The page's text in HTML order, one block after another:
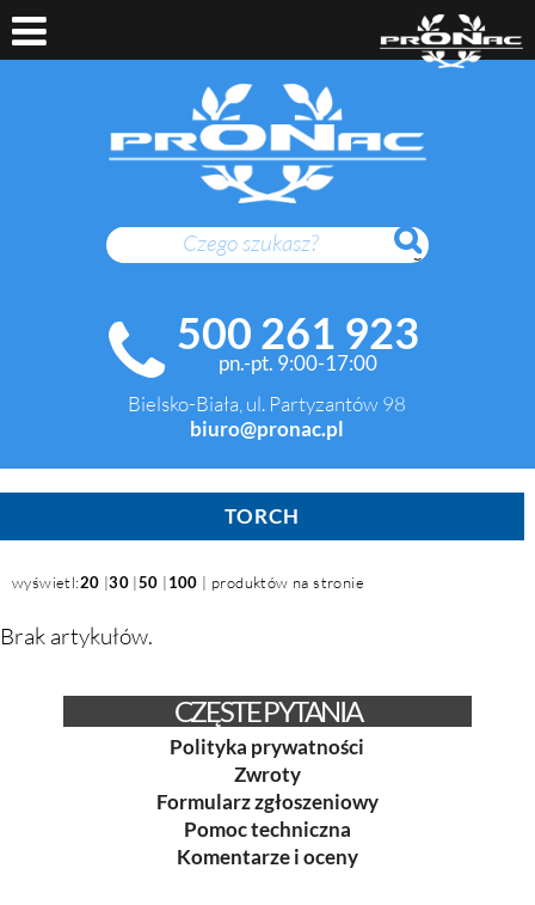
SZUKAJ
500 261 923
pn.-pt. 9:00-17:00
Bielsko-Biała, ul. Partyzantów 98
biuro@pronac.pl
TORCH
wyświetl:20 |30 |50 |100 | produktów na stronie
Brak artykułów.
CZĘSTE PYTANIA
Polityka prywatności
Zwroty
Formularz zgłoszeniowy
Pomoc techniczna
Komentarze i oceny